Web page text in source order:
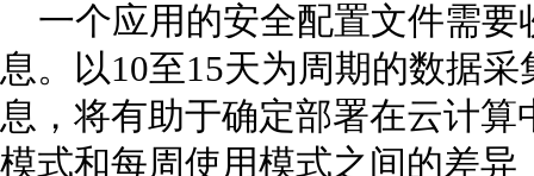
一个应用的安全配置文件需要
息。以10至15天为周期的数据
息，将有助于确定部署在云计
模式和每周使用模式之间的差